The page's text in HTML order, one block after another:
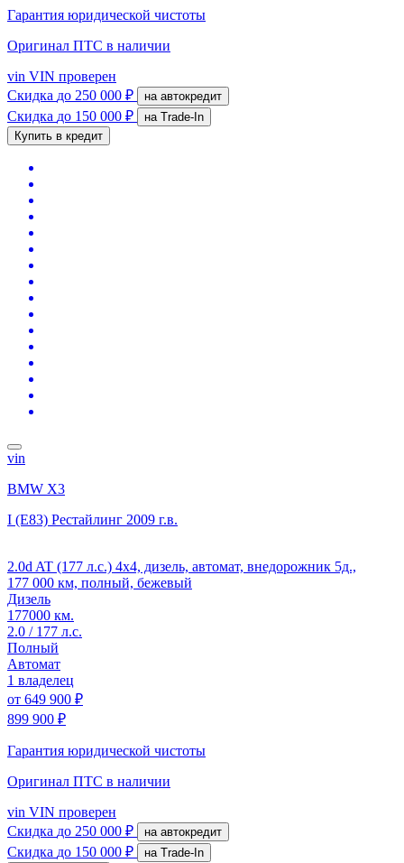
Гарантия юридической чистоты
Оригинал ПТС в наличии
vin VIN проверен
Скидка до 250 000 ₽ на автокредит
Скидка до 150 000 ₽
на Trade-In
Купить в кредит
vin
BMW X3
I (E83) Рестайлинг 2009 г.в.
2.0d AT (177 л.с.) 4x4, дизель, автомат, внедорожник 5д.,
177 000 км, полный, бежевый
Дизель
177000 км.
2.0 / 177 л.с.
Полный
Автомат
1 владелец
от 649 900 ₽
899 900 ₽
Гарантия юридической чистоты
Оригинал ПТС в наличии
vin VIN проверен
Скидка до 250 000 ₽ на автокредит
Скидка до 150 000 ₽
на Trade-In